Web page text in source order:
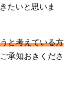
たいと思いま
と考えている方
承知おきくださ